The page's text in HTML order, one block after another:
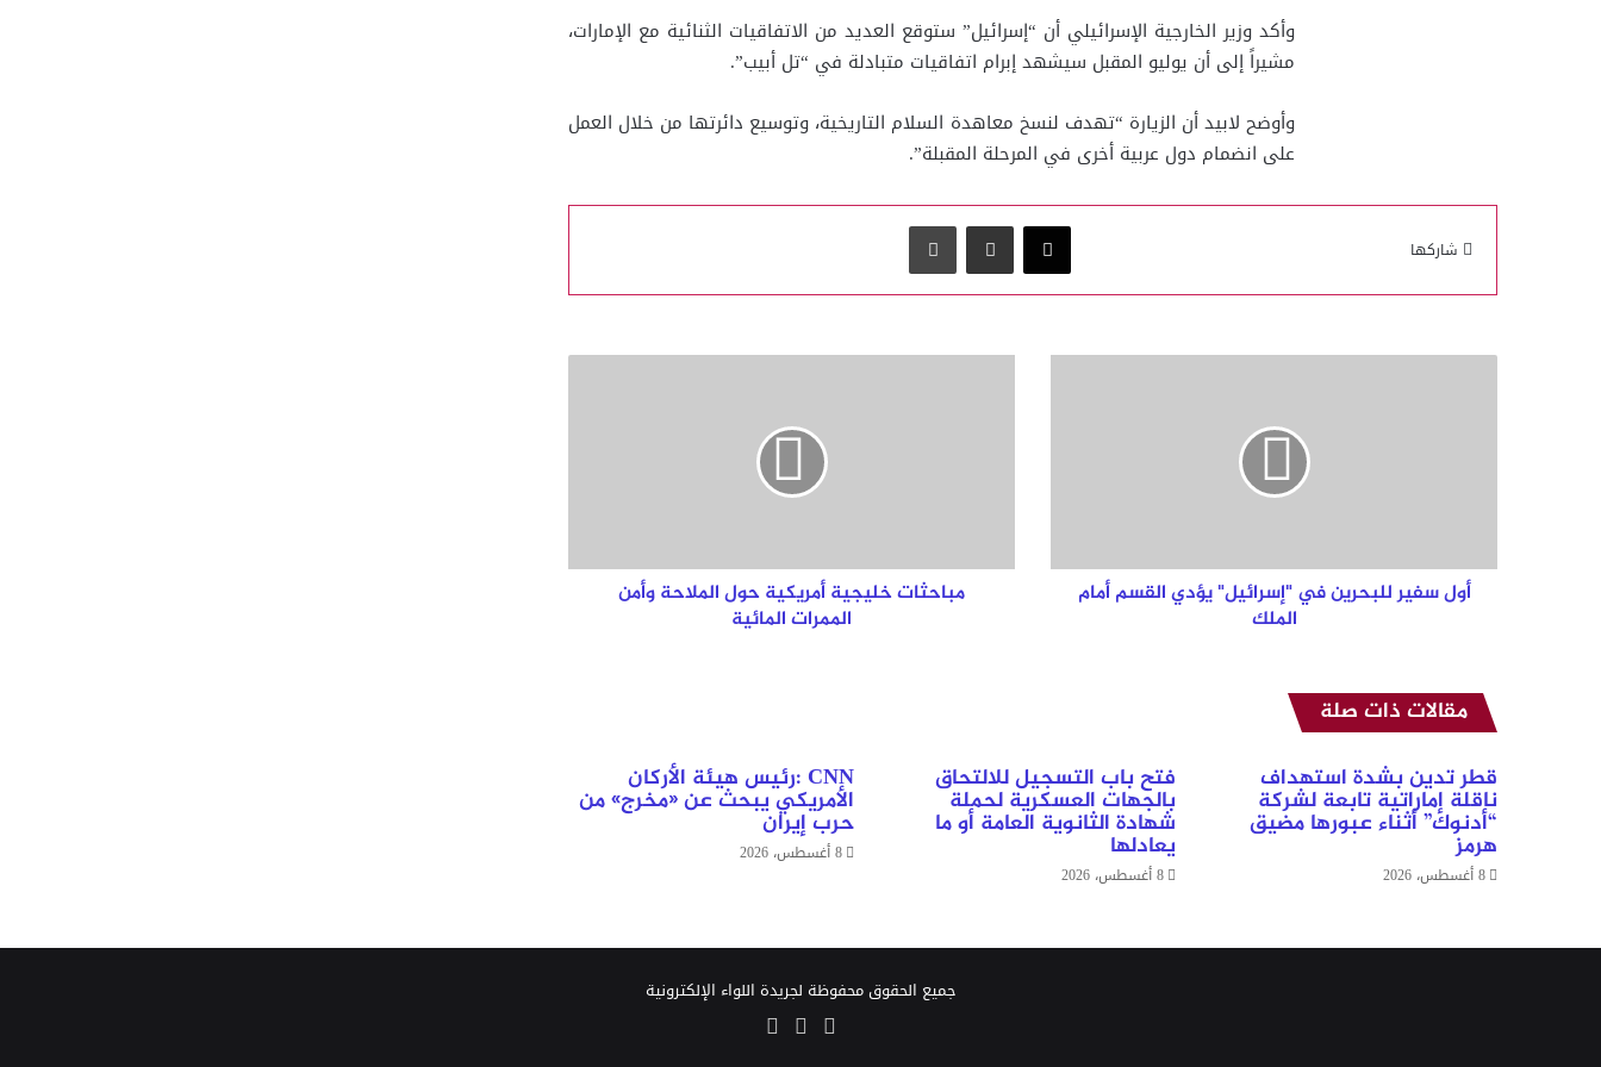
وأكد وزير الخارجية الإسرائيلي أن “إسرائيل” ستوقع العديد من الاتفاقيات الثنائية مع الإمارات،
مشيراً إلى أن يوليو المقبل سيشهد إبرام اتفاقيات متبادلة في “تل أبيب”.
وأوضح لابيد أن الزيارة “تهدف لنسخ معاهدة السلام التاريخية، وتوسيع دائرتها من خلال العمل
على انضمام دول عربية أخرى في المرحلة المقبلة”.
شاركها
‫X مشاركة عبر البريد طباعة
أول
الملك
أول سفير للبحرين في "إسرائيل" يؤدي القسم أمام
الملك
مباحثات
مباحثات خليجية أمريكية حول الملاحة وأمن
الممرات المائية
مقالات ذات صلة
قطر تدين بشدة استهداف
ناقلة إماراتية تابعة لشركة
“أدنوك” أثناء عبورها مضيق
هرمز
8 أغسطس، 2026
فتح باب التسجيل للالتحاق
بالجهات العسكرية لحملة
شهادة الثانوية العامة أو ما
يعادلها
8 أغسطس، 2026
CNN :رئيس هيئة الأركان
الأمريكي يبحث عن «مخرج» من
حرب إيران
8 أغسطس، 2026
جميع الحقوق محفوظة لجريدة اللواء الإلكترونية
‫YouTube